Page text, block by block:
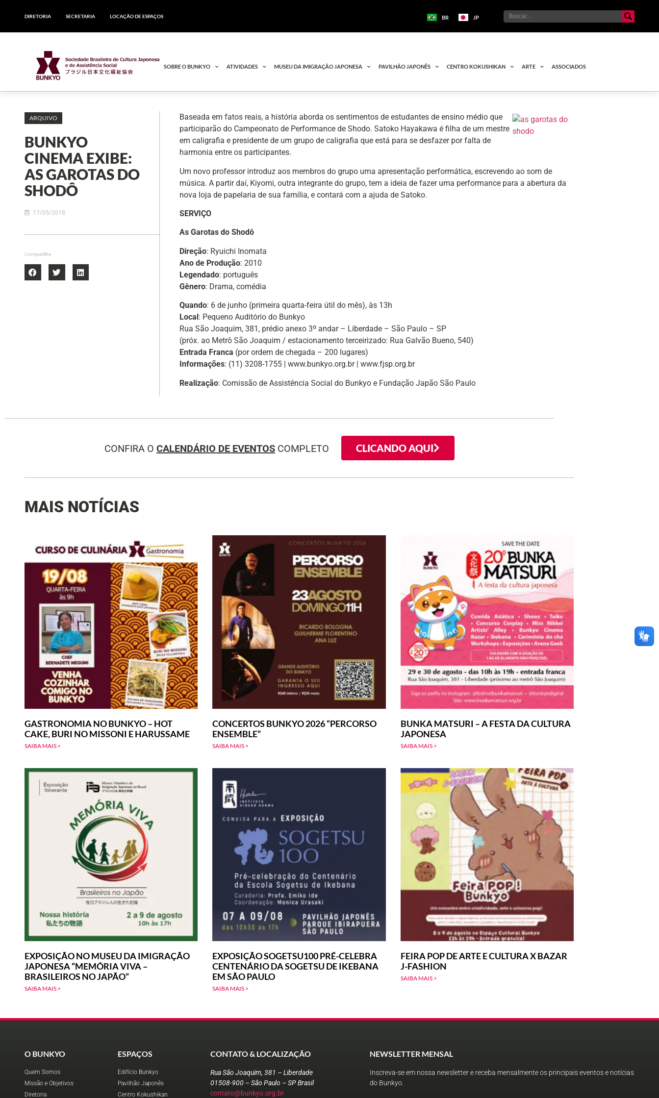
DIRETORIA SECRETARIA LOCAÇÃO DE ESPAÇOS BR JP
SOBRE O BUNKYO ATIVIDADES MUSEU DA IMIGRAÇÃO JAPONESA PAVILHÃO JAPONÊS CENTRO KOKUSHIKAN ARTE ASSOCIADOS
ARQUIVO
BUNKYO
CINEMA EXIBE:
AS GAROTAS DO
SHODÔ
17/05/2018
Compartilhe
Baseada em fatos reais, a história aborda os sentimentos de estudantes de ensino médio que
participarão do Campeonato de Performance de Shodo. Satoko Hayakawa é filha de um mestre
em caligrafia e presidente de um grupo de caligrafia que está para se desfazer por falta de
harmonia entre os participantes.
Um novo professor introduz aos membros do grupo uma apresentação performática, escrevendo ao som de
música. A partir daí, Kiyomi, outra integrante do grupo, tem a ideia de fazer uma performance para a abertura da
nova loja de papelaria de sua família, e contará com a ajuda de Satoko.
SERVIÇO
As Garotas do Shodô
Direção: Ryuichi Inomata
Ano de Produção: 2010
Legendado: português
Gênero: Drama, comédia
Quando: 6 de junho (primeira quarta-feira útil do mês), às 13h
Local : Pequeno Auditório do Bunkyo
Rua São Joaquim, 381, prédio anexo 3º andar – Liberdade – São Paulo – SP
(próx. ao Metrô São Joaquim / estacionamento terceirizado: Rua Galvão Bueno, 540)
Entrada Franca (por ordem de chegada – 200 lugares)
Informações: (11) 3208-1755 | www.bunkyo.org.br | www.fjsp.org.br
Realização: Comissão de Assistência Social do Bunkyo e Fundação Japão São Paulo
CONFIRA O CALENDÁRIO DE EVENTOS COMPLETO CLICANDO AQUI
MAIS NOTÍCIAS
GASTRONOMIA NO BUNKYO – HOT
CAKE, BURI NO MISSONI E HARUSSAME
SAIBA MAIS >
CONCERTOS BUNKYO 2026 “PERCORSO
ENSEMBLE”
SAIBA MAIS >
BUNKA MATSURI – A FESTA DA CULTURA
JAPONESA
SAIBA MAIS >
EXPOSIÇÃO NO MUSEU DA IMIGRAÇÃO
JAPONESA “MEMÓRIA VIVA –
BRASILEIROS NO JAPÃO”
SAIBA MAIS >
EXPOSIÇÃO SOGETSU100 PRÉ-CELEBRA
CENTENÁRIO DA SOGETSU DE IKEBANA
EM SÃO PAULO
SAIBA MAIS >
FEIRA POP DE ARTE E CULTURA X BAZAR
J-FASHION
SAIBA MAIS >
O BUNKYO
Quem Somos
Missão e Objetivos
Diretoria
ESPAÇOS
Edifício Bunkyo
Pavilhão Japonês
Centro Kokushikan
CONTATO & LOCALIZAÇÃO
Rua São Joaquim, 381 – Liberdade
01508-900 – São Paulo – SP Brasil
contato@bunkyo.org.br
NEWSLETTER MENSAL
Inscreva-se em nossa newsletter e receba mensalmente os principais eventos e notícias
do Bunkyo.